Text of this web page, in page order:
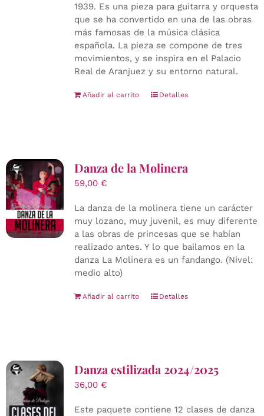
1939. Es una pieza para guitarra y orquesta
que se ha convertido en una de las obras
más famosas de la música clásica
española. La pieza se compone de tres
movimientos, y se inspira en el Palacio
Real de Aranjuez y su entorno natural.
Añadir al carrito Detalles
Danza de la Molinera
59,00 €
La danza de la molinera tiene un carácter
muy lozano, muy juvenil, es muy diferente
a las obras de princesas que se habían
realizado antes. Y lo que bailamos en la
danza La Molinera es un fandango. (Nivel:
medio alto)
Añadir al carrito Detalles
Danza estilizada 2024/2025
36,00 €
Este paquete contiene 12 clases de danza